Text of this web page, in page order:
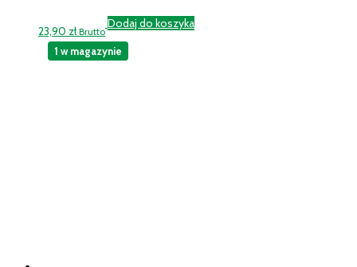
23,90 zł Brutto
Dodaj do koszyka
1 w magazynie